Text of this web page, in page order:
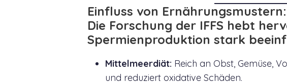
Einfluss von Ernährungsmustern:
Die Forschung der IFFS hebt
Spermienproduktion stark
Mittelmeerdiät: Reich an Obst, Gemüse,
und reduziert oxidative Schäden.